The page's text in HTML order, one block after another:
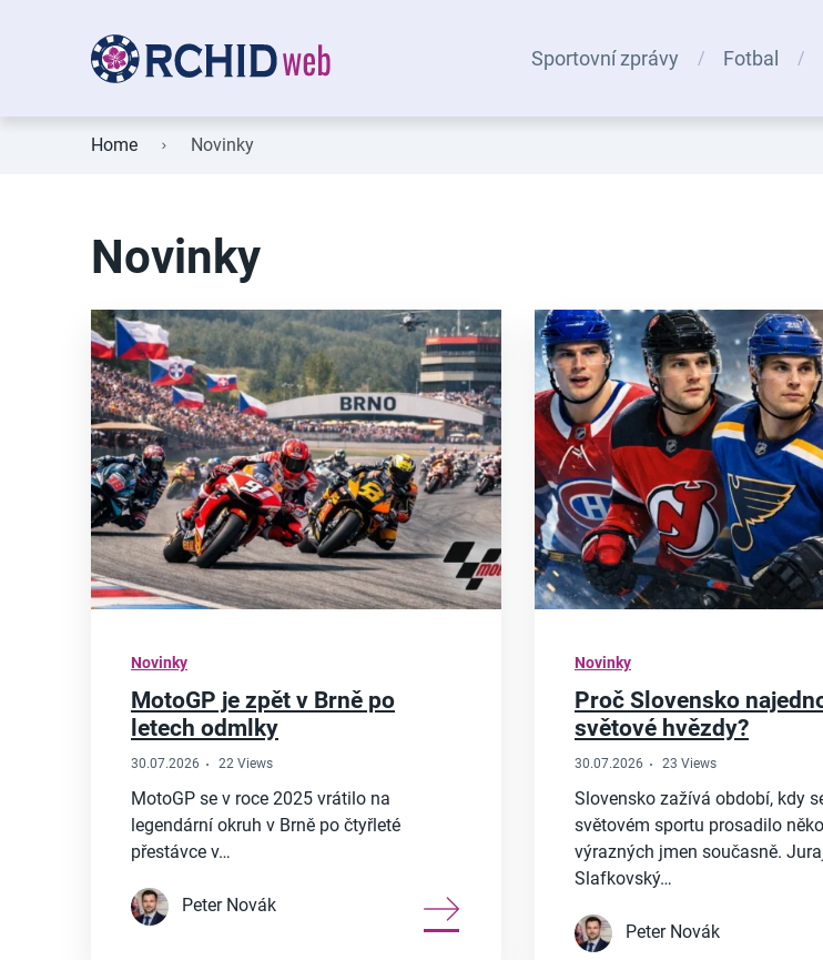
Sportovní zprávy Fotbal
Home Novinky
Novinky
Novinky
MotoGP je zpět v Brně po
letech odmlky
30.07.2026 22 Views
MotoGP se v roce 2025 vrátilo na
legendární okruh v Brně po čtyřleté
přestávce v…
Peter Novák
Novinky
Proč Slovensko
světové hvězdy?
30.07.2026 23 Views
Slovensko zažívá období, kdy
světovém sportu prosadilo
výrazných jmen současně.
Slafkovský…
Peter Novák